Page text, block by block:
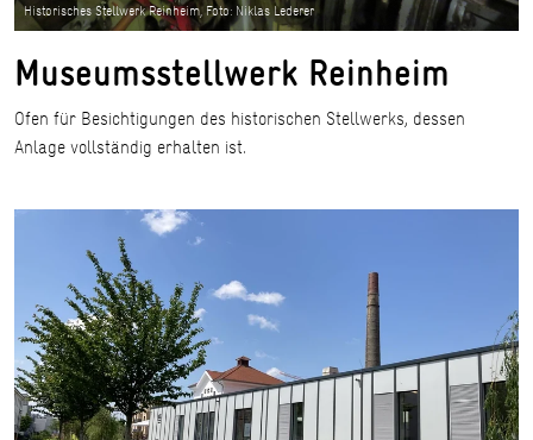
Historisches Stellwerk Reinheim, Foto: Niklas Lederer
Museumsstellwerk Reinheim
Ofen für Besichtigungen des historischen Stellwerks, dessen
Anlage vollständig erhalten ist.